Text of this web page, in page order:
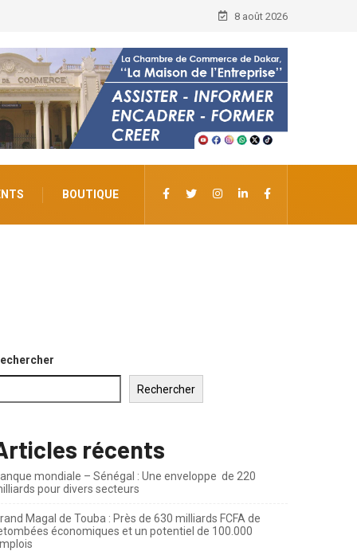
8 août 2026
BOUTIQUE
Rechercher
récents
mondiale – Sénégal : Une enveloppe de 220
pour divers secteurs
Magal de Touba : Près de 630 milliards FCFA de
économiques et un potentiel de 100.000